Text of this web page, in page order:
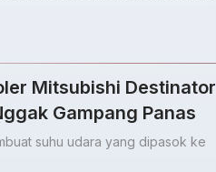
Mitsubishi Destinator
Gampang Panas
suhu udara yang dipasok ke